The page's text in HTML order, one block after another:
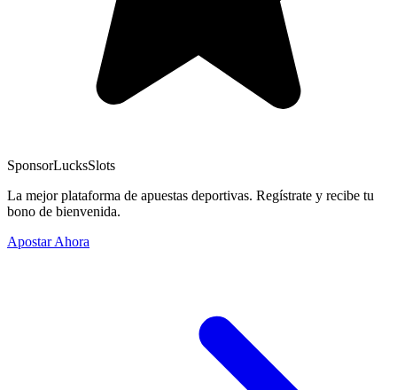
SponsorLucksSlots
La mejor plataforma de apuestas deportivas. Regístrate y recibe tu
bono de bienvenida.
Apostar Ahora